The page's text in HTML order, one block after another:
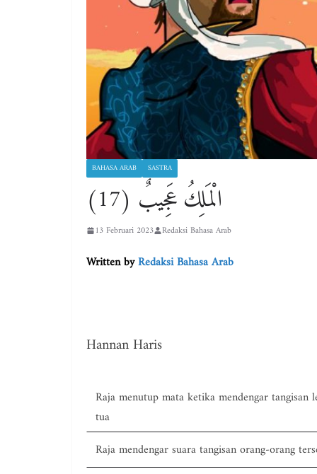
BAHASA ARAB SASTRA
الْمَلِكُ عَجِيبٌ (17)
13 Februari 2023 Redaksi Bahasa Arab
Written byRedaksi Bahasa Arab
Hannan Haris
Raja menutup mata ketika mendengar tangisan
tua
Raja mendengar suara tangisan orang-orang